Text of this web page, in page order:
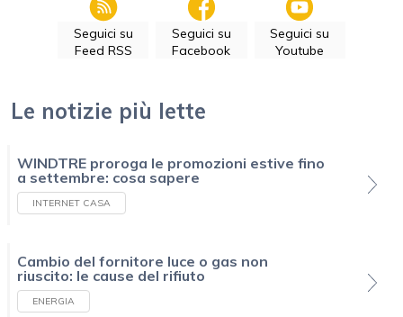
Seguici su
Feed RSS
Seguici su
Facebook
Seguici su
Youtube
Le notizie più lette
WINDTRE proroga le promozioni estive fino
a settembre: cosa sapere
INTERNET CASA
Cambio del fornitore luce o gas non
riuscito: le cause del rifiuto
ENERGIA